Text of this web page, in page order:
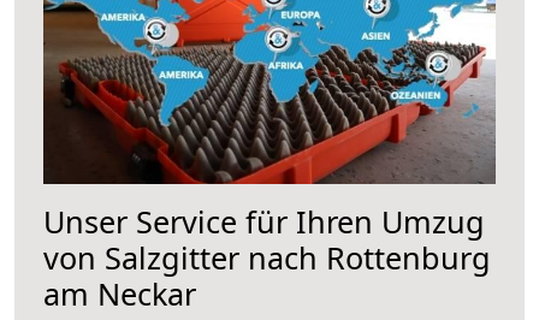
Unser Service für Ihren Umzug
von Salzgitter nach Rottenburg
am Neckar